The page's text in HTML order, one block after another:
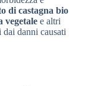
di castagna bio
vegetale e altri
danni causati